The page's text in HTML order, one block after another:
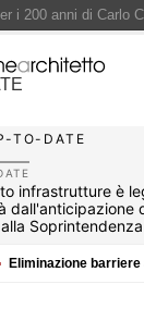
TO-DATE
infrastrutture è
dall'anticipazione
Soprintendenza
Eliminazione
i 200 anni di Carlo
si tinge di
il lungomare di